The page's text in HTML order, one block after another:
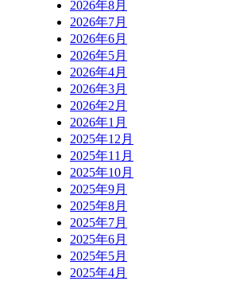
2026年8月
2026年7月
2026年6月
2026年5月
2026年4月
2026年3月
2026年2月
2026年1月
2025年12月
2025年11月
2025年10月
2025年9月
2025年8月
2025年7月
2025年6月
2025年5月
2025年4月